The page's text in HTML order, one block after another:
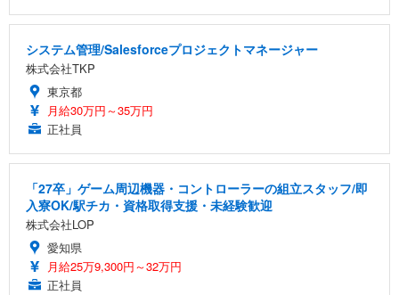
システム管理/Salesforceプロジェクトマネージャー
株式会社TKP
東京都
月給30万円～35万円
正社員
「27卒」ゲーム周辺機器・コントローラーの組立スタッフ/即
入寮OK/駅チカ・資格取得支援・未経験歓迎
株式会社LOP
愛知県
月給25万9,300円～32万円
正社員